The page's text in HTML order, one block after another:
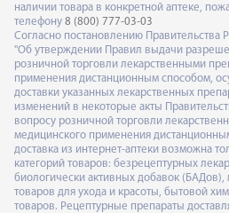
наличии товара в конкретной аптеке,
телефону 8 (800) 777-03-03
Согласно постановлению Правительства
"Об утверждении Правил выдачи
розничной торговли лекарственными
применения дистанционным способом,
доставки указанных лекарственных
изменений в некоторые акты
вопросу розничной торговли
медицинского применения
доставка из интернет-аптеки возможна
категорий товаров: безрецептурных
биологически активных добавок (БАДов),
товаров для ухода и красоты, бытовой
товаров. Рецептурные препараты